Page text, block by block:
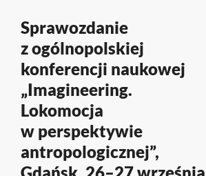
Sprawozdanie
z ogólnopolskiej
konferencji naukowej
„Imagineering.
Lokomocja
w perspektywie
antropologicznej”,